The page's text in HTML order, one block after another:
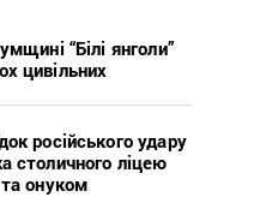
“Білі янголи”
цивільних
російського удару
столичного ліцею
онуком